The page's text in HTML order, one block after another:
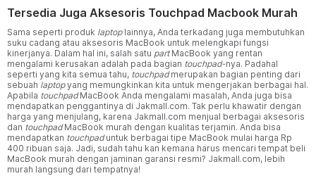
Tersedia Juga Aksesoris Touchpad Macbook Murah
Sama seperti produk laptop lainnya, Anda terkadang juga membutuhkan
suku cadang atau aksesoris MacBook untuk melengkapi fungsi
kinerjanya. Dalam hal ini, salah satu partMacBook yang rentan
mengalami kerusakan adalah pada bagian touchpad-nya. Padahal
seperti yang kita semua tahu, touchpadmerupakan bagian penting dari
sebuah laptopyang memungkinkan kita untuk mengerjakan berbagai hal.
Apabila touchpadMacBook Anda mengalami masalah, Anda juga bisa
mendapatkan penggantinya di Jakmall.com. Tak perlu khawatir dengan
harga yang menjulang, karena Jakmall.com menjual berbagai aksesoris
dan touchpadMacBook murah dengan kualitas terjamin. Anda bisa
mendapatkan touchpaduntuk berbagai tipe MacBook mulai harga Rp
400 ribuan saja. Jadi, sudah tahu kan kemana harus mencari tempat beli
MacBook murah dengan jaminan garansi resmi? Jakmall.com, lebih
murah langsung dari tempatnya!